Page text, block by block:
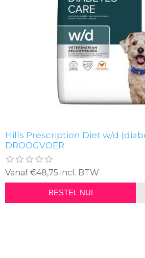
Hills Prescription Diet w/d
DROOGVOER
Vanaf €48,75 incl. BTW
BESTEL NU!